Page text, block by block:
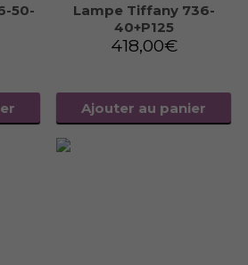
50-
Lampe Tiffany 736-
40+P125
418,00€
Ajouter au panier